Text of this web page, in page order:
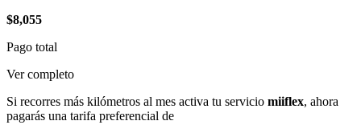
$8,055
Pago total
Ver completo
Si recorres más kilómetros al mes activa tu servicio miiflex, ahora
pagarás una tarifa preferencial de